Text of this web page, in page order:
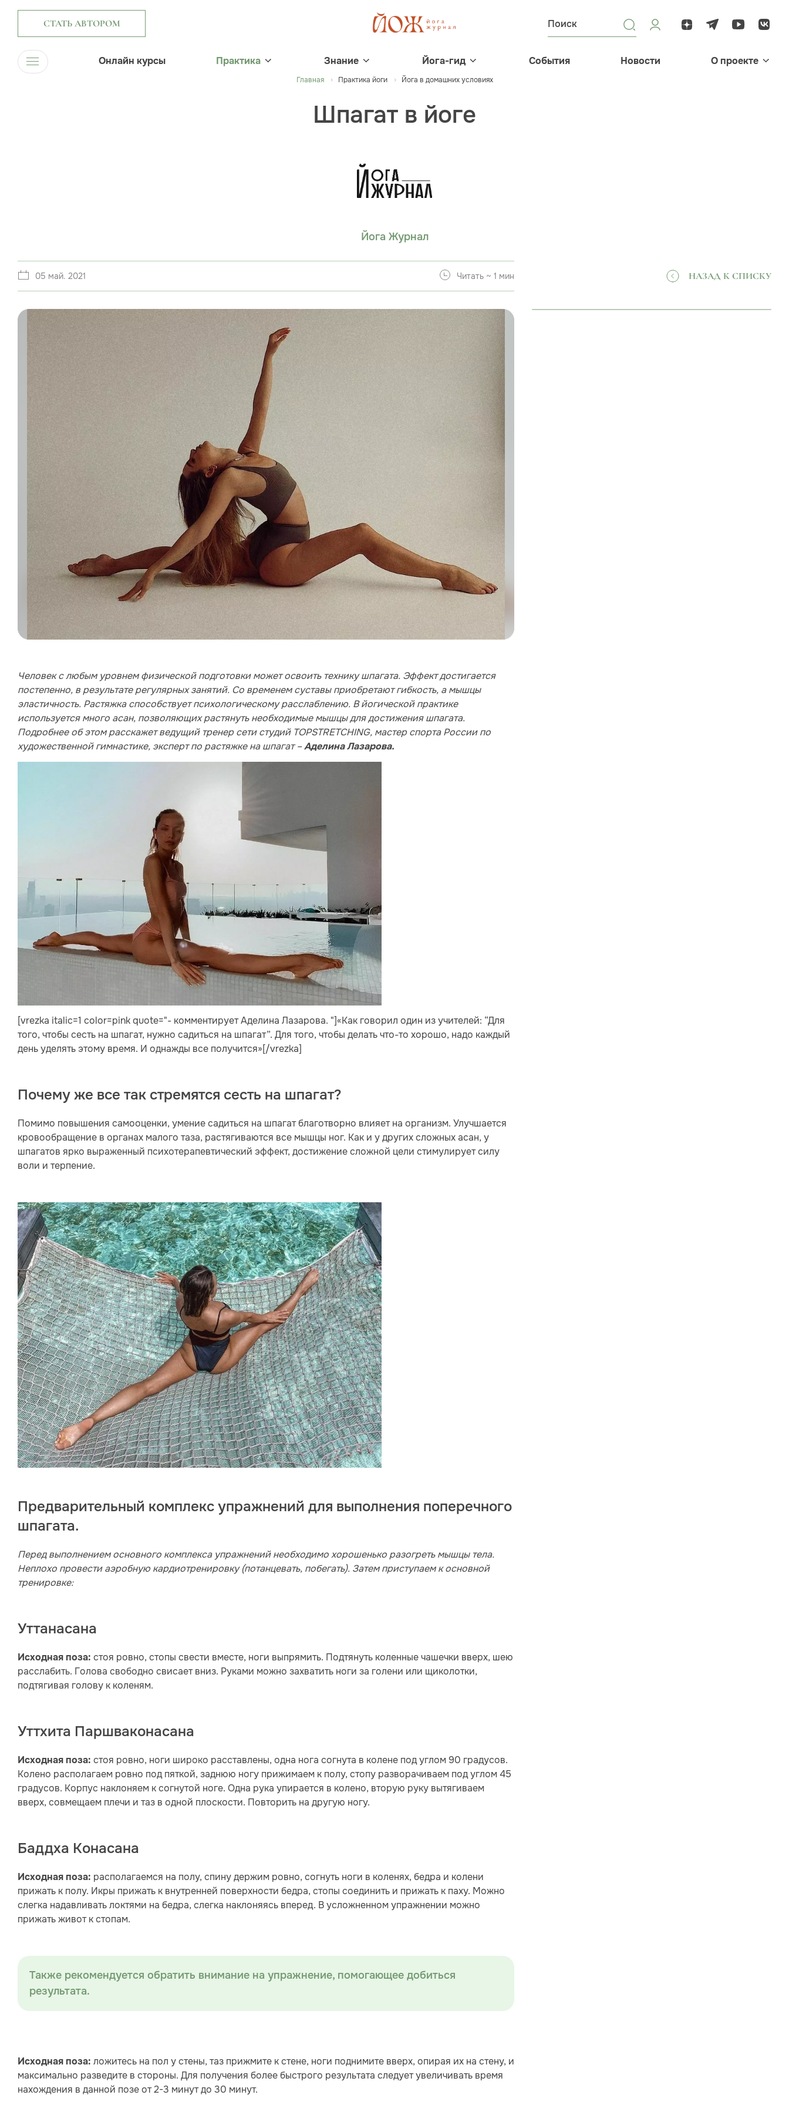
СТАТЬ АВТОРОМ
Онлайн курсы Практика Знание Йога-гид События Новости О проекте
Главная Практика йоги Йога в домашних условиях
Шпагат в йоге
Йога Журнал
05 май. 2021 Читать ~ 1 мин НАЗАД К СПИСКУ
Человек с любым уровнем физической подготовки может освоить технику шпагата. Эффект достигается
постепенно, в результате регулярных занятий. Со временем суставы приобретают гибкость, а мышцы
эластичность. Растяжка способствует психологическому расслаблению. В йогической практике
используется много асан, позволяющих растянуть необходимые мышцы для достижения шпагата.
Подробнее об этом расскажет ведущий тренер сети студий TOPSTRETCHING, мастер спорта России по
художественной гимнастике, эксперт по растяжке на шпагат –Аделина Лазарова.
[vrezka italic=1 color=pink quote="- комментирует Аделина Лазарова. "]«Как говорил один из учителей: “Для
того, чтобы сесть на шпагат, нужно садиться на шпагат”. Для того, чтобы делать что-то хорошо, надо каждый
день уделять этому время. И однажды все получится»[/vrezka]
Почему же все так стремятся сесть на шпагат?
Помимо повышения самооценки, умение садиться на шпагат благотворно влияет на организм. Улучшается
кровообращение в органах малого таза, растягиваются все мышцы ног. Как и у других сложных асан, у
шпагатов ярко выраженный психотерапевтический эффект, достижение сложной цели стимулирует силу
воли и терпение.
Предварительный комплекс упражнений для выполнения поперечного
шпагата.
Перед выполнением основного комплекса упражнений необходимо хорошенько разогреть мышцы тела.
Неплохо провести аэробную кардиотренировку (потанцевать, побегать). Затем приступаем к основной
тренировке:
Уттанасана
Исходная поза: стоя ровно, стопы свести вместе, ноги выпрямить. Подтянуть коленные чашечки вверх, шею
расслабить. Голова свободно свисает вниз. Руками можно захватить ноги за голени или щиколотки,
подтягивая голову к коленям.
Уттхита Паршваконасана
Исходная поза: стоя ровно, ноги широко расставлены, одна нога согнута в колене под углом 90 градусов.
Колено располагаем ровно под пяткой, заднюю ногу прижимаем к полу, стопу разворачиваем под углом 45
градусов. Корпус наклоняем к согнутой ноге. Одна рука упирается в колено, вторую руку вытягиваем
вверх, совмещаем плечи и таз в одной плоскости. Повторить на другую ногу.
Баддха Конасана
Исходная поза: располагаемся на полу, спину держим ровно, согнуть ноги в коленях, бедра и колени
прижать к полу. Икры прижать к внутренней поверхности бедра, стопы соединить и прижать к паху. Можно
слегка надавливать локтями на бедра, слегка наклоняясь вперед. В усложненном упражнении можно
прижать живот к стопам.
Также рекомендуется обратить внимание на упражнение, помогающее добиться
результата.
Исходная поза: ложитесь на пол у стены, таз прижмите к стене, ноги поднимите вверх, опирая их на стену, и
максимально разведите в стороны. Для получения более быстрого результата следует увеличивать время
нахождения в данной позе от 2-3 минут до 30 минут.